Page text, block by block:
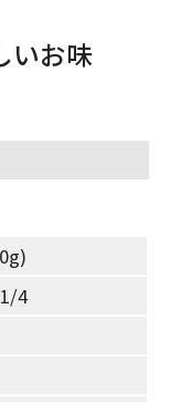
いお味
4